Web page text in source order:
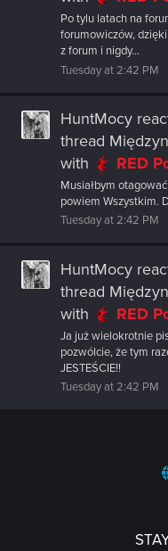
Po tylu latach na
forumowiczów,
z forum i nigdy...
Tuesday at 2:42 PM
HuntMocy
thread
with
RED
Musiałbym
powiem Wszystkim.
Tuesday at 2:42 PM
HuntMocy
thread
with
RED
Ja już wielokrotnie
pozwólcie, że tym
JESTEŚCIE!!
Tuesday at 2:42 PM